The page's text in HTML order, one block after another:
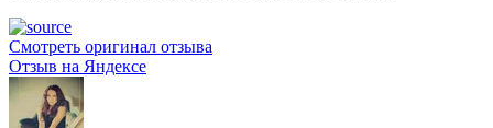
Смотреть оригинал отзыва
Отзыв на Яндексе